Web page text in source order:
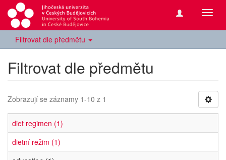
Filtrovat dle předmětu
Filtrovat dle předmětu
Zobrazují se záznamy 1-10 z 1
diet regimen (1)
dietní režim (1)